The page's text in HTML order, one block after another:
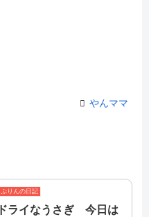
やんママ
ぷりんの日記
ドライなうさぎ 今日は